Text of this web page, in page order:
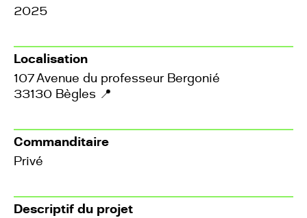
2025
Localisation
107 Avenue du professeur Bergonié
33130 Bègles 📍
Commanditaire
Privé
Descriptif du projet